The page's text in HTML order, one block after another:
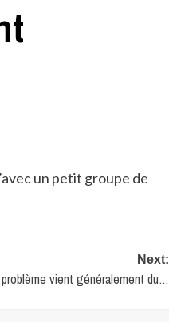
un petit groupe de
Next:
vient généralement du…